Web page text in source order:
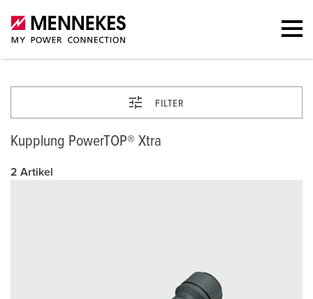
FILTER
Kupplung PowerTOP® Xtra
2 Artikel